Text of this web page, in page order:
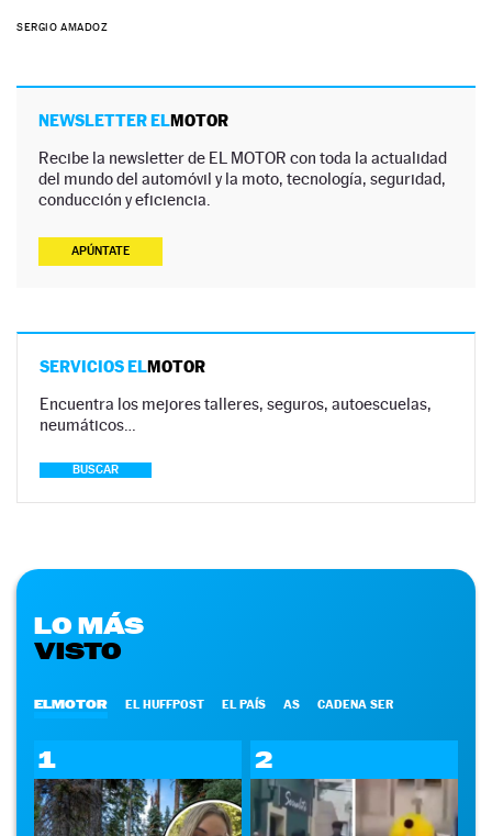
SERGIO AMADOZ
NEWSLETTER ELMOTOR
Recibe la newsletter de EL MOTOR con toda la actualidad
del mundo del automóvil y la moto, tecnología, seguridad,
conducción y eficiencia.
APÚNTATE
SERVICIOS ELMOTOR
Encuentra los mejores talleres, seguros, autoescuelas,
neumáticos…
BUSCAR
LO MÁS
VISTO
ELMOTOR EL HUFFPOST EL PAÍS AS CADENA SER
1 2